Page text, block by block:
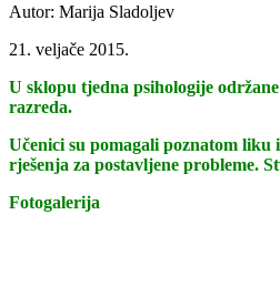
Autor: Marija Sladoljev
21. veljače 2015.
U sklopu tjedna psihologije
razreda.
Učenici su pomagali poznatom
rješenja za postavljene probleme.
Fotogalerija